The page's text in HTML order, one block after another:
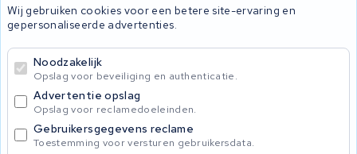
Wij gebruiken cookies voor een betere site-ervaring en
gepersonaliseerde advertenties.
Noodzakelijk
Opslag voor beveiliging en authenticatie.
Advertentie opslag
Opslag voor reclamedoeleinden.
Gebruikersgegevens reclame
Toestemming voor versturen gebruikersdata.
Privacybeleid